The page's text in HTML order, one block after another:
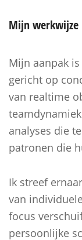
Mijnwerkwijze
Mijn aanpak
gericht op
van realtime
analyses die
patronen die
Ik streef
van
focus
persoonlijke